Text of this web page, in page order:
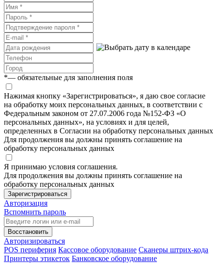
*— обязательные для заполнения поля
Нажимая кнопку «Зарегистрироваться», я даю свое согласие
на обработку моих персональных данных, в соответствии с
Федеральным законом от 27.07.2006 года №152-ФЗ «О
персональных данных», на условиях и для целей,
определенных в Согласии на обработку персональных данных
Для продолжения вы должны принять соглашение на
обработку персональных данных
Я принимаю условия соглашения.
Для продолжения вы должны принять соглашение на
обработку персональных данных
Зарегистрироваться
Авторизация
Вспомнить пароль
Восстановить
Авторизироваться
POS периферия Кассовое оборудование Сканеры штрих-кода
Принтеры этикеток Банковское оборудование